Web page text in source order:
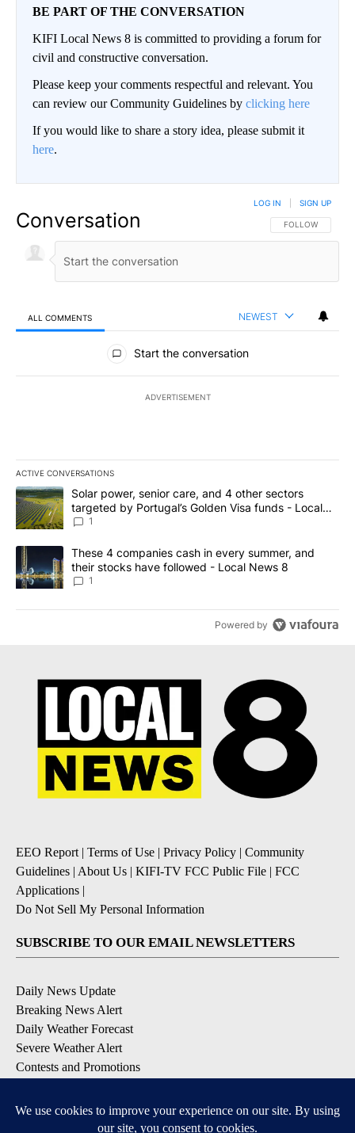
BE PART OF THE CONVERSATION
KIFI Local News 8 is committed to providing a forum for
civil and constructive conversation.
Please keep your comments respectful and relevant. You
can review our Community Guidelines by clicking here
If you would like to share a story idea, please submit it
here.
Conversation FOLLOW THIS
FOLLOW
LOG IN SIGN UP
ALL COMMENTS NEWEST
All Comments
Start the conversation
ADVERTISEMENT
ACTIVE CONVERSATIONS
The following is a list of the most commented articles in the last
A trending article titled "Solar power, senior care, and 4 other
Solar power, senior care, and 4 other sectors
targeted by Portugal’s Golden Visa funds - Local
News 8
1
A trending article titled "These 4 companies cash in every
These 4 companies cash in every summer, and
their stocks have followed - Local News 8
1
Powered by
EEO Report| Terms of Use | Privacy Policy | Community
Guidelines | About Us | KIFI-TV FCC Public File | FCC
Applications |
Do Not Sell My Personal Information
SUBSCRIBE TO OUR EMAIL NEWSLETTERS
Daily News Update
Breaking News Alert
Daily Weather Forecast
Severe Weather Alert
Contests and Promotions